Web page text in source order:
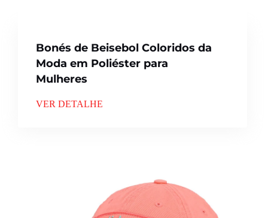
Bonés de Beisebol Coloridos da
Moda em Poliéster para
Mulheres
VER DETALHE